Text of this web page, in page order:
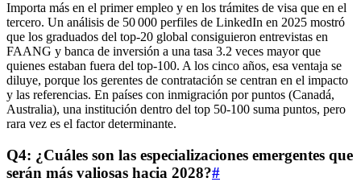
Importa más en el primer empleo y en los trámites de visa que en el
tercero. Un análisis de 50 000 perfiles de LinkedIn en 2025 mostró
que los graduados del top‑20 global consiguieron entrevistas en
FAANG y banca de inversión a una tasa 3.2 veces mayor que
quienes estaban fuera del top‑100. A los cinco años, esa ventaja se
diluye, porque los gerentes de contratación se centran en el impacto
y las referencias. En países con inmigración por puntos (Canadá,
Australia), una institución dentro del top 50‑100 suma puntos, pero
rara vez es el factor determinante.
Q4: ¿Cuáles son las especializaciones emergentes que
serán más valiosas hacia 2028?#